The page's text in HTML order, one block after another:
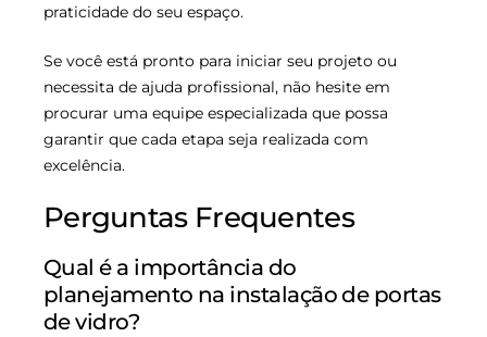
praticidade do seu espaço.
Se você está pronto para iniciar seu projeto ou
necessita de ajuda profissional, não hesite em
procurar uma equipe especializada que possa
garantir que cada etapa seja realizada com
excelência.
Perguntas Frequentes
Qual é a importância do
planejamento na instalação de portas
de vidro?